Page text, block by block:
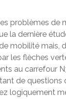
problèmes
la dernière
mobilité mais,
les flèches
au carrefour
de
logiquement